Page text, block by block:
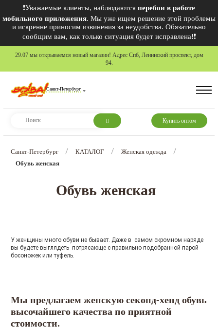
❗Уважаемые клиенты, наблюдаются перебои в работе
мобильного приложения. Мы уже ищем решение этой проблемы
и искренне приносим извинения за неудобства. Обязательно
сообщим вам, как только ситуация будет исправлена!❗
29.07 мы открываемся новый магазин! Адрес Спб, Ленинский проспект, дом
94.
Санкт-Петербург
Купить оптом
Санкт-Петербург / КАТАЛОГ / Женская одежда /
Обувь женская
Обувь женская
У женщины много обуви не бывает. Даже в самом скромном наряде
вы будете выглядеть потрясающе с правильно подобранной парой
босоножек или туфель.
Мы предлагаем женскую секонд-хенд обувь
высочайшего качества по приятной
стоимости.